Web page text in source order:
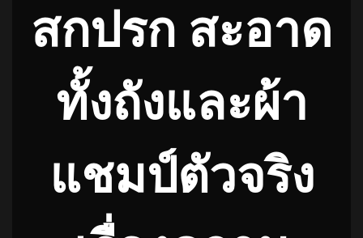
สกปรก สะอาด
ทั้งถังและผ้า
แชมป์ตัวจริง